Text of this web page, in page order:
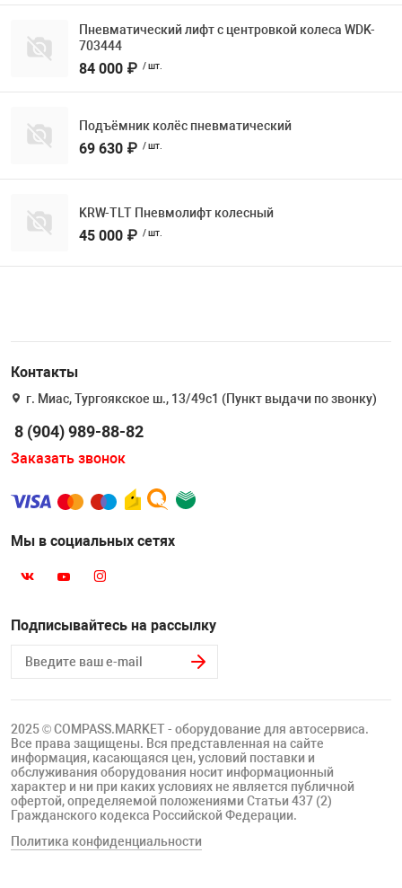
Пневматический лифт с центровкой колеса WDK-
703444
84 000 ₽ / шт.
Подъёмник колёс пневматический
69 630 ₽ / шт.
KRW-TLT Пневмолифт колесный
45 000 ₽ / шт.
Контакты
г. Миас, Тургоякское ш., 13/49с1 (Пункт выдачи по звонку)
8 (904) 989-88-82
Заказать звонок
Мы в социальных сетях
Подписывайтесь на рассылку
2025 © COMPASS.MARKET - оборудование для автосервиса.
Все права защищены. Вся представленная на сайте
информация, касающаяся цен, условий поставки и
обслуживания оборудования носит информационный
характер и ни при каких условиях не является публичной
офертой, определяемой положениями Статьи 437 (2)
Гражданского кодекса Российской Федерации.
Политика конфиденциальности